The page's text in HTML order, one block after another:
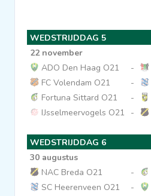
WEDSTRIJDDAG 5
22 november
ADO Den Haag O21
-
FC Volendam O21
-
Fortuna Sittard O21
-
IJsselmeervogels O21
-
WEDSTRIJDDAG 6
30 augustus
NAC Breda O21
-
SC Heerenveen O21
-